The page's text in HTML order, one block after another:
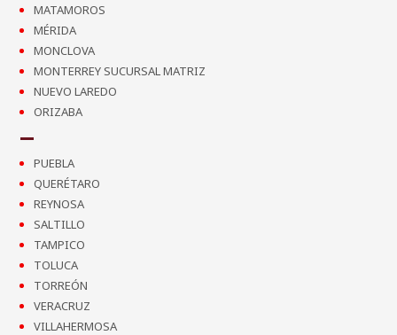
MATAMOROS
MÉRIDA
MONCLOVA
MONTERREY SUCURSAL MATRIZ
NUEVO LAREDO
ORIZABA
PUEBLA
QUERÉTARO
REYNOSA
SALTILLO
TAMPICO
TOLUCA
TORREÓN
VERACRUZ
VILLAHERMOSA